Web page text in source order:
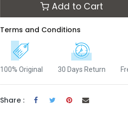
Add to Cart
Terms and Conditions
100% Original 30 Days Return
Share :